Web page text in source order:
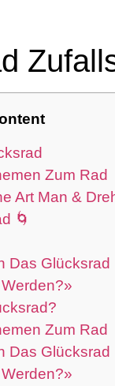
Zum Rad
Art Man &
🌀
Das Glücksrad
Zum Rad
Das Glücksrad